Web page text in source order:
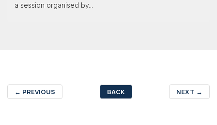
a session organised by...
← PREVIOUS BACK NEXT →